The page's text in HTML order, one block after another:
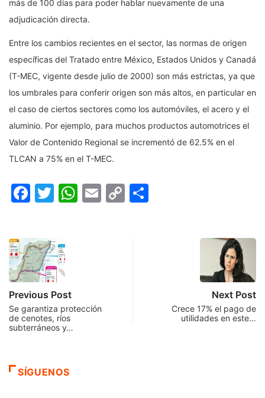
más de 100 días para poder hablar nuevamente de una
adjudicación directa.
Entre los cambios recientes en el sector, las normas de origen
específicas del Tratado entre México, Estados Unidos y Canadá
(T-MEC, vigente desde julio de 2000) son más estrictas, ya que
los umbrales para conferir origen son más altos, en particular en
el caso de ciertos sectores como los automóviles, el acero y el
aluminio. Por ejemplo, para muchos productos automotrices el
Valor de Contenido Regional se incrementó de 62.5% en el
TLCAN a 75% en el T-MEC.
Facebook
Twitter
WhatsApp
Email
Copy
Previous Post
Se garantiza protección
de cenotes, ríos
subterráneos y…
Next Post
Crece 17% el pago de
utilidades en este…
SÍGUENOS